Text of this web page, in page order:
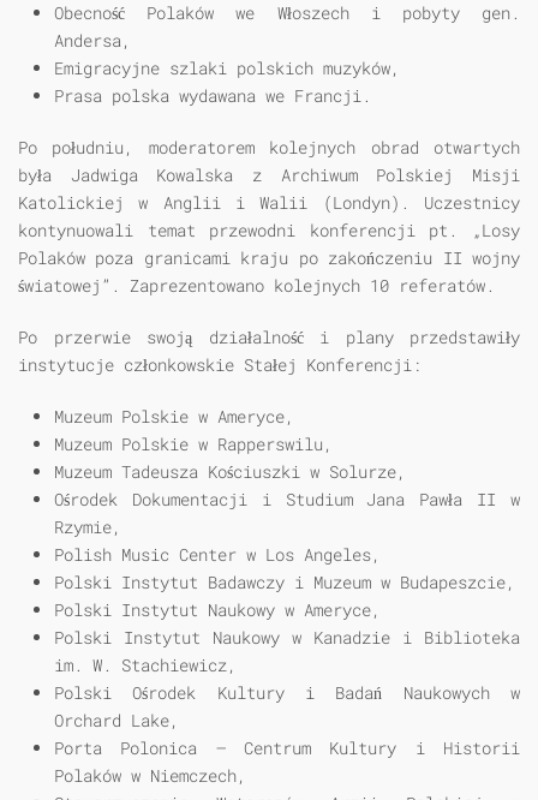
Obecność Polaków we Włoszech i pobyty gen.
Andersa,
Emigracyjne szlaki polskich muzyków,
Prasa polska wydawana we Francji.
Po południu, moderatorem kolejnych obrad otwartych
była Jadwiga Kowalska z Archiwum Polskiej Misji
Katolickiej w Anglii i Walii (Londyn). Uczestnicy
kontynuowali temat przewodni konferencji pt. „Losy
Polaków poza granicami kraju po zakończeniu II wojny
światowej”. Zaprezentowano kolejnych 10 referatów.
Po przerwie swoją działalność i plany przedstawiły
instytucje członkowskie Stałej Konferencji:
Muzeum Polskie w Ameryce,
Muzeum Polskie w Rapperswilu,
Muzeum Tadeusza Kościuszki w Solurze,
Ośrodek Dokumentacji i Studium Jana Pawła II w
Rzymie,
Polish Music Center w Los Angeles,
Polski Instytut Badawczy i Muzeum w Budapeszcie,
Polski Instytut Naukowy w Ameryce,
Polski Instytut Naukowy w Kanadzie i Biblioteka
im. W. Stachiewicz,
Polski Ośrodek Kultury i Badań Naukowych w
Orchard Lake,
Porta Polonica – Centrum Kultury i Historii
Polaków w Niemczech,